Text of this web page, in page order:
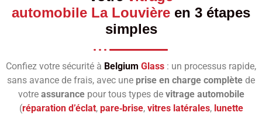
automobile La Louvière en 3 étapes
simples
Confiez votre sécurité à Belgium Glass : un processus rapide,
sans avance de frais, avec une prise en charge complète de
votre assurancepour tous types de vitrage automobile
(réparation d’éclat, pare‑brise, vitres latérales, lunette